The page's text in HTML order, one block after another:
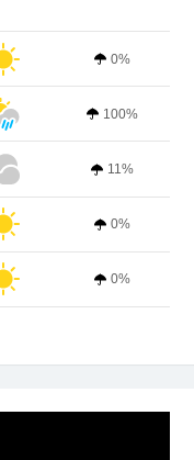
0%
100%
11%
0%
0%